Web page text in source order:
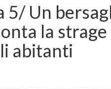
5/ Un
la strage
abitanti